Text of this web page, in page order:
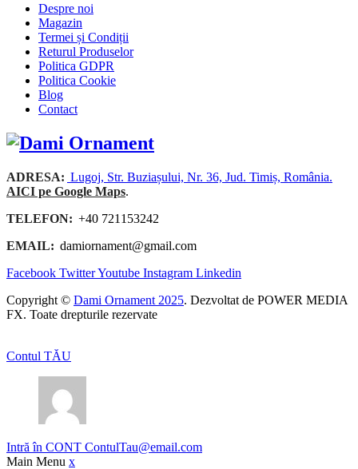
Despre noi
Magazin
Termei și Condiții
Returul Produselor
Politica GDPR
Politica Cookie
Blog
Contact
ADRESA: Lugoj, Str. Buziașului, Nr. 36, Jud. Timiș, România.
AICI pe Google Maps.
TELEFON: +40 721153242
EMAIL: damiornament@gmail.com
Facebook TwitterYoutube Instagram Linkedin
Copyright © Dami Ornament 2025. Dezvoltat de POWER MEDIA
FX. Toate drepturile rezervate
Contul TĂU
Intră în CONT ContulTau@email.com
Main Menu x